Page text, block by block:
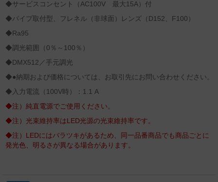
◆サービスコンセント（AC100V 最大15A）付
◆パイプ取付型、フレネル（非球面）レンズ（D152、F100）
◆Ra95
◆調光範囲（0％～100％）
◆DMX512／手元調光
◆●納期および価格については、お取引先にお問い合わせください。
◆入力電流（100V時）：1.1 A
◆注）純直電源でご使用ください。
◆注）光束維持率はLED光源の光束維持率です。
◆注）LEDにはバラツキがあるため、同一品番商品でも商品ごとに
発光色、明るさが異なる場合があります。